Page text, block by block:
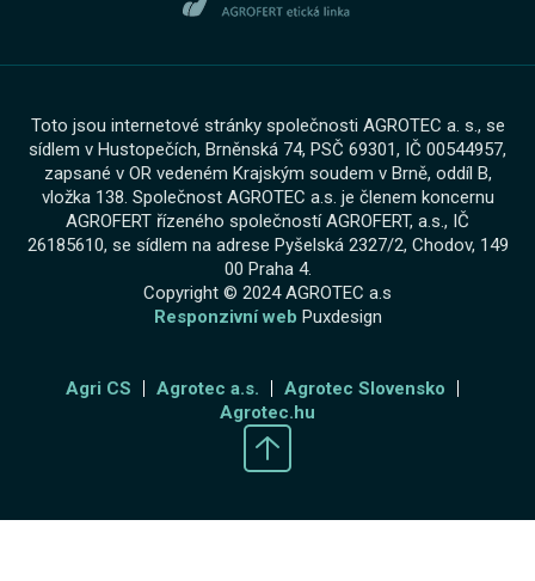
Toto jsou internetové stránky společnosti AGROTEC a. s., se
sídlem v Hustopečích, Brněnská 74, PSČ 69301, IČ 00544957,
zapsané v OR vedeném Krajským soudem v Brně, oddíl B,
vložka 138. Společnost AGROTEC a.s. je členem koncernu
AGROFERT řízeného společností AGROFERT, a.s., IČ
26185610, se sídlem na adrese Pyšelská 2327/2, Chodov, 149
00 Praha 4.
Copyright © 2024 AGROTEC a.s
Responzivní web Puxdesign
Agri CS Agrotec a.s.
Agrotec Slovensko
Agrotec.hu